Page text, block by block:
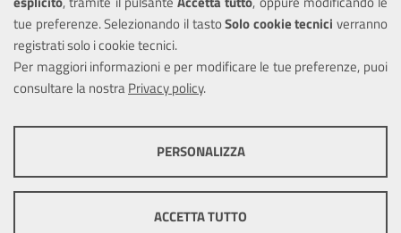
tue preferenze. Selezionando il tastoSolo cookie tecnici verranno
registrati solo i cookie tecnici.
Per maggiori informazioni e per modificare le tue preferenze, puoi
consultare la nostraPrivacy policy.
ottimale per ogni utente. Essi non raccolgono i tuoi dati e le tue
PERSONALIZZA
ACCETTA TUTTO
Piano di miglioramento del sito
Dichiarazione di accessibilità